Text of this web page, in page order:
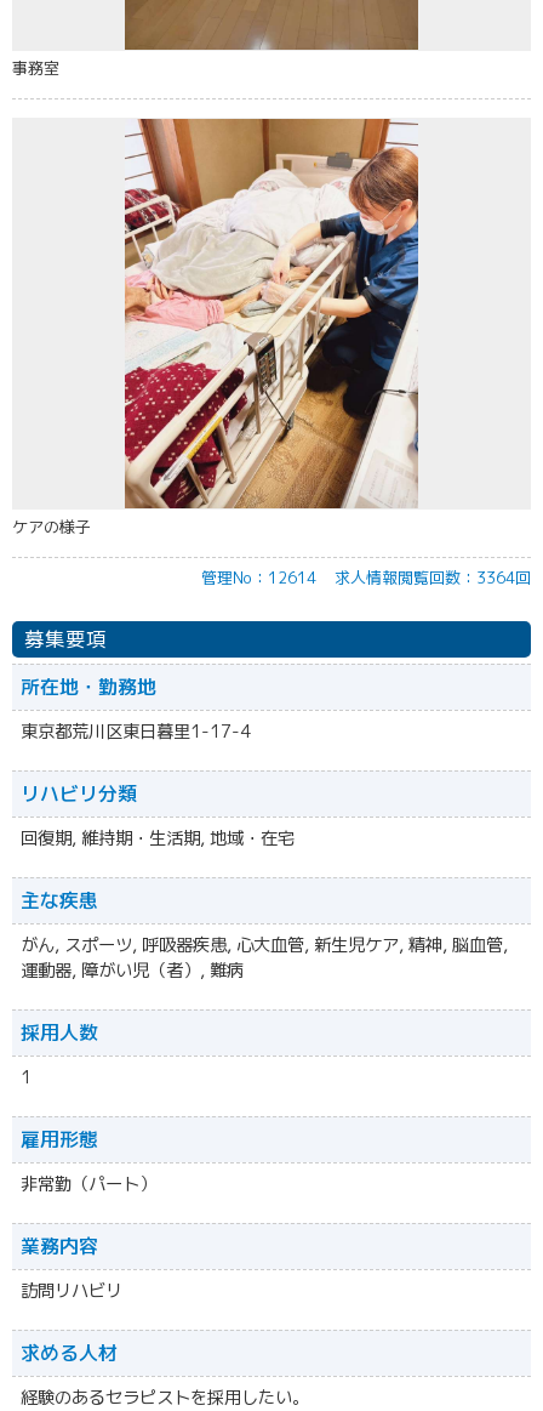
事務室
ケアの様子
管理No：12614 求人情報閲覧回数：3364回
募集要項
所在地・勤務地
東京都荒川区東日暮里1-17-4
リハビリ分類
回復期, 維持期・生活期, 地域・在宅
主な疾患
がん, スポーツ, 呼吸器疾患, 心大血管, 新生児ケア, 精神, 脳血管,
運動器, 障がい児（者）, 難病
採用人数
1
雇用形態
非常勤（パート）
業務内容
訪問リハビリ
求める人材
経験のあるセラピストを採用したい。